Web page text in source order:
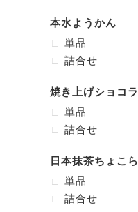
本水ようかん
単品
詰合せ
焼き上げショコラ
単品
詰合せ
日本抹茶ちょこら
単品
詰合せ